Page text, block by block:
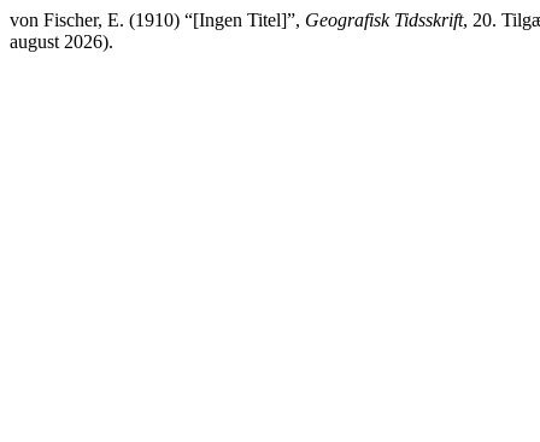
von Fischer, E. (1910) “[Ingen Titel]”, Geografisk Tidsskrift, 20.
august 2026).